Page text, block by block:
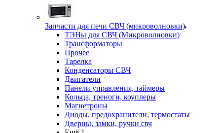
Запчасти для печи СВЧ (микроволновки)
ТЭНы для СВЧ (Микроволновки)
Трансформаторы
Прочее
Тарелка
Конденсаторы СВЧ
Двигатели
Панели управления, таймеры
Кольца, треноги, коуплеры
Магнетроны
Диоды, предохранители, термостаты
Дверцы, замки, ручки свч